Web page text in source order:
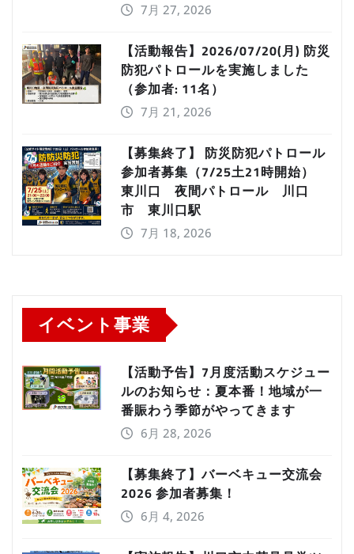
7月 27, 2026
【活動報告】2026/07/20(月) 防災
防犯パトロールを実施しました
（参加者: 11名）
7月 21, 2026
【募集終了】 防災防犯パトロール
参加者募集（7/25土21時開始）
東川口 夜間パトロール 川口
市 東川口駅
7月 18, 2026
イベント事業
【活動予告】7月度活動スケジュー
ルのお知らせ：夏本番！地域が一
番賑わう季節がやってきます
6月 28, 2026
【募集終了】バーベキュー交流会
2026 参加者募集！
6月 4, 2026